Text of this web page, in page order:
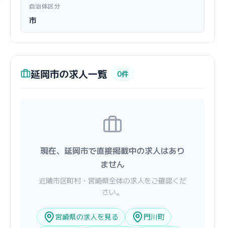
自治体区分
市
延岡市の求人一覧 0件
現在、延岡市で直接掲載中の求人はあり
ません
近隣市区町村・宮崎県全体の求人をご確認くだ
さい。
宮崎県の求人を見る
門川町